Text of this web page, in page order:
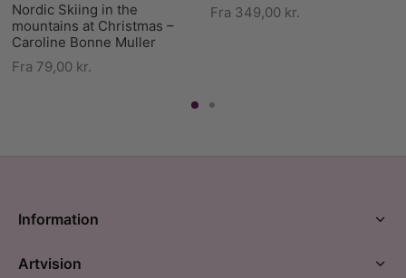
Nordic Skiing in the
mountains at Christmas –
Caroline Bonne Muller
Fra 79,00 kr.
Fra 349,00 kr.
Information
Artvision